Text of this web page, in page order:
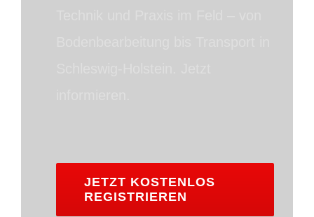
JETZT KOSTENLOS
REGISTRIEREN